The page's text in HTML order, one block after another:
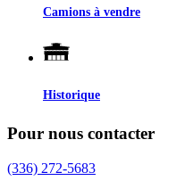
Camions à vendre
Historique
Pour nous contacter
(336) 272-5683